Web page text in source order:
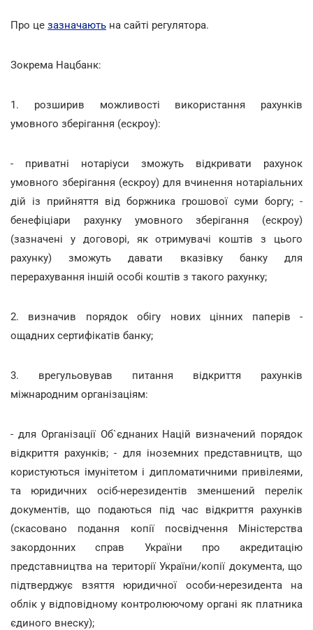
Про це зазначають на сайті регулятора.
Зокрема Нацбанк:
1. розширив можливості використання рахунків
умовного зберігання (ескроу):
- приватні нотаріуси зможуть відкривати рахунок
умовного зберігання (ескроу) для вчинення нотаріальних
дій із прийняття від боржника грошової суми боргу; -
бенефіціари рахунку умовного зберігання (ескроу)
(зазначені у договорі, як отримувачі коштів з цього
рахунку) зможуть давати вказівку банку для
перерахування іншій особі коштів з такого рахунку;
2. визначив порядок обігу нових цінних паперів -
ощадних сертифікатів банку;
3. врегульовував питання відкриття рахунків
міжнародним організаціям:
- для Організації Об`єднаних Націй визначений порядок
відкриття рахунків; - для іноземних представництв, що
користуються імунітетом і дипломатичними привілеями,
та юридичних осіб-нерезидентів зменшений перелік
документів, що подаються під час відкриття рахунків
(скасовано подання копії посвідчення Міністерства
закордонних справ України про акредитацію
представництва на території України/копії документа, що
підтверджує взяття юридичної особи-нерезидента на
облік у відповідному контролюючому органі як платника
єдиного внеску);